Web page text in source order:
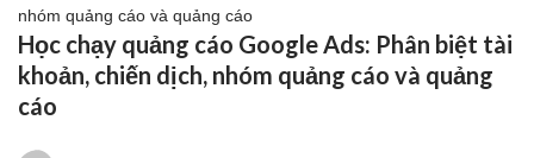
nhóm quảng cáo và quảng cáo
Học chạy quảng cáo Google Ads: Phân biệt tài
khoản, chiến dịch, nhóm quảng cáo và quảng
cáo